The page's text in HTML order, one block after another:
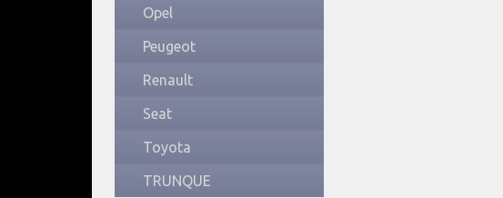
Opel
Peugeot
Renault
Seat
Toyota
TRUNQUE